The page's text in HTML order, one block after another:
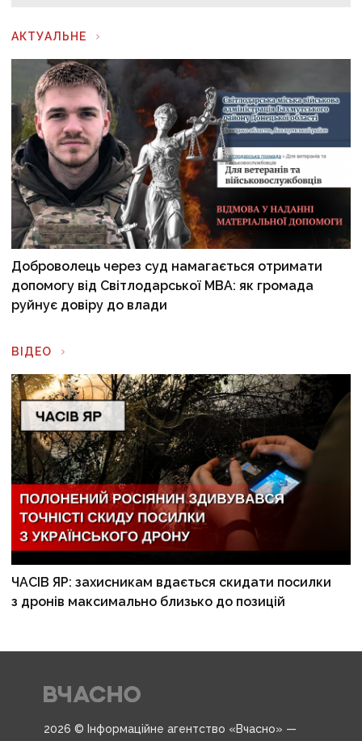
АКТУАЛЬНЕ
Доброволець через суд намагається отримати
допомогу від Світлодарської МВА: як громада
руйнує довіру до влади
ВІДЕО
ЧАСІВ ЯР: захисникам вдається скидати посилки
з дронів максимально близько до позицій
2026 © Інформаційне агентство «Вчасно» —